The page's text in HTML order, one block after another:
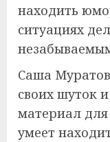
находить
ситуациях
Саша
своих шуток
материал
умеет